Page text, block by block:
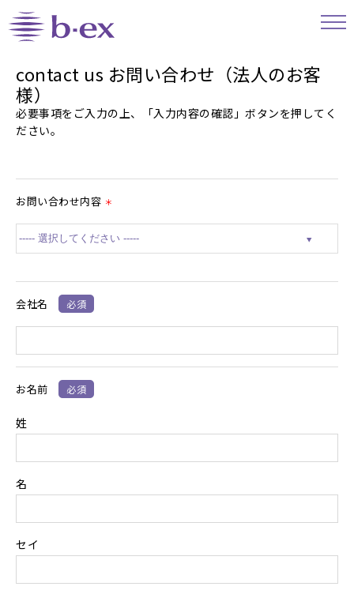
個
情
contact us お問い合わせ（法人のお客
様）
必要事項をご入力の上、「入力内容の確認」ボタンを押してく
ださい。
お問い合わせ内容 ＊
会社名 必須
お名前 必須
姓
名
セイ